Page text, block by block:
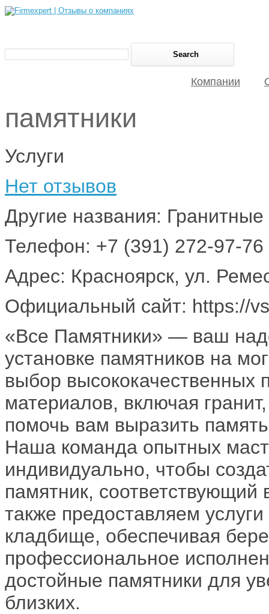
Компании
памятники
Услуги
Нет отзывов
Другие названия:
Телефон: +7 (391) 272-97-76
Адрес: Красноярск, ул.
Официальный сайт: https://
«Все Памятники» — ваш
установке памятников на
выбор высококачественных
материалов, включая
помочь вам выразить
Наша команда опытных
индивидуально, чтобы
памятник,
также предоставляем
кладбище, обеспечивая
профессиональное
достойные памятники для
близких.